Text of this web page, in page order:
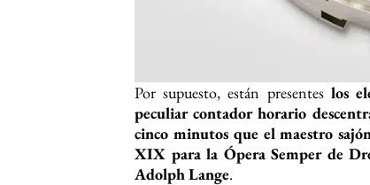
Por supuesto, están presenteslos
peculiar contador horario
cinco minutos que el maestro
XIX para la Ópera Semper de
Adolph Lange.